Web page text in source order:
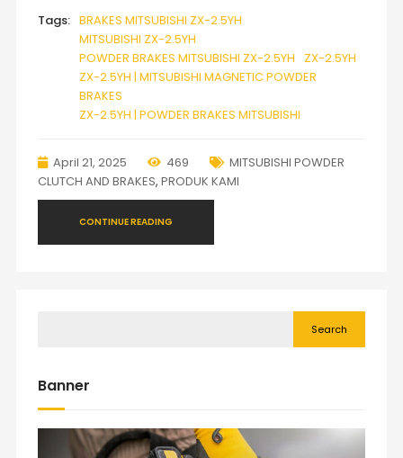
Tags: BRAKES MITSUBISHI ZX-2.5YH
MITSUBISHI ZX-2.5YH
POWDER BRAKES MITSUBISHI ZX-2.5YH
ZX-2.5YH
ZX-2.5YH | MITSUBISHI MAGNETIC POWDER
BRAKES
ZX-2.5YH | POWDER BRAKES MITSUBISHI
April 21, 2025 469
MITSUBISHI POWDER
CLUTCH AND BRAKES, PRODUK KAMI
CONTINUE READING
Search
Banner